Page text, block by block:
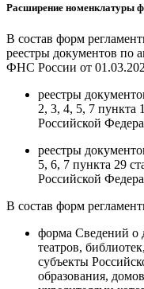
Расширение номенклатуры
В состав форм
реестры документов по
ФНС России от
реестры
2, 3, 4, 5, 7 пункта
Российской
реестры
5, 6, 7 пункта 29
Российской
В состав форм
форма Сведений о
театров,
субъекты
образования,